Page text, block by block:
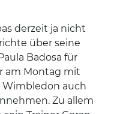
derzeit ja nicht
über seine
Badosa für
am Montag mit
auch
Zu allem